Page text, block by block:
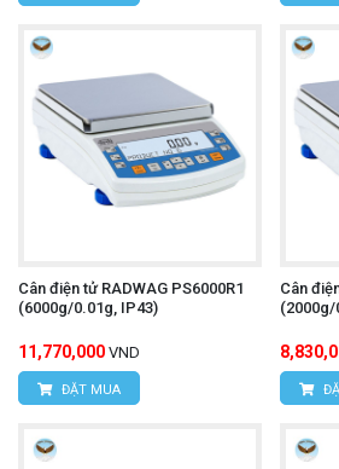
Cân điện tử RADWAG PS6000R1
(6000g/0.01g, IP43)
11,770,000 VND
ĐẶT MUA
Cân
(2000g/